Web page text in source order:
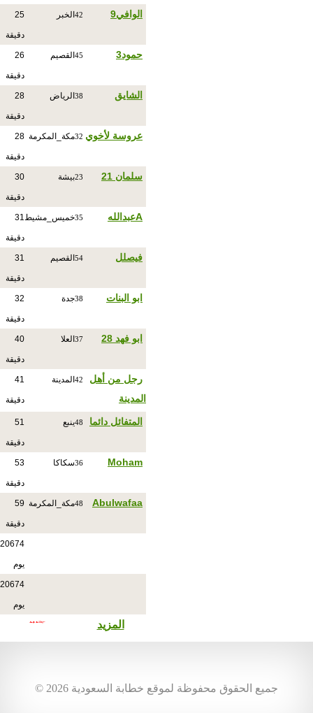
الوافي9 42 الخبر 25
دقيقة
حمود3 45 القصيم 26
دقيقة
الشايق 38 الرياض 28
دقيقة
عروسة لأخوي 32مكة_المكرمة 28
دقيقة
سلمان 21 23بيشة 30
دقيقة
Aعبدالله 35خميس_مشيط31
دقيقة
فيصلل 54 القصيم 31
دقيقة
ابو البنات 38جدة 32
دقيقة
ابو فهد 28 37 العلا 40
دقيقة
رجل من أهل
المدينة
42 المدينة 41
دقيقة
المتفائل دائما 48ينبع 51
دقيقة
Moham
36سكاكا 53
دقيقة
Abulwafaa
48مكة_المكرمة 59
دقيقة
20674
يوم
20674
يوم
المزيد
© جميع الحقوق محفوظة لموقع خطابة السعودية 2026